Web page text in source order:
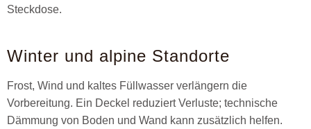
Steckdose.
Winter und alpine Standorte
Frost, Wind und kaltes Füllwasser verlängern die
Vorbereitung. Ein Deckel reduziert Verluste; technische
Dämmung von Boden und Wand kann zusätzlich helfen.